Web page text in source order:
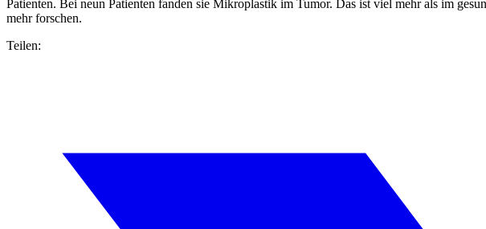
Patienten. Bei neun Patienten fanden sie Mikroplastik im Tumor. Das ist viel mehr als im
mehr forschen.
Teilen: